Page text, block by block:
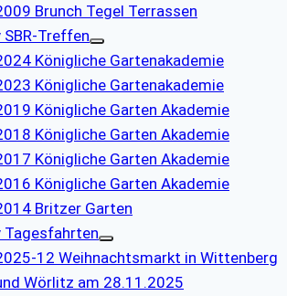
Brunch Tegel Terrassen
SBR-Treffen
Königliche Gartenakademie
Königliche Gartenakademie
Königliche Garten Akademie
Königliche Garten Akademie
Königliche Garten Akademie
Königliche Garten Akademie
Britzer Garten
Tagesfahrten
12 Weihnachtsmarkt in Wittenberg
Wörlitz am 28.11.2025